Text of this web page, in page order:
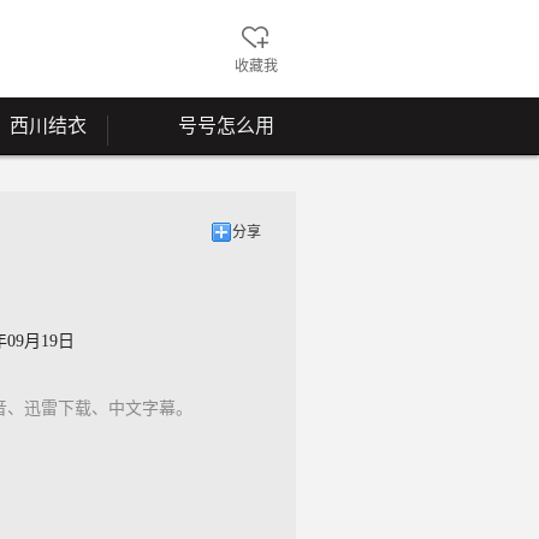
收藏我
西川结衣 号号怎么用
09月19日
迅雷下载、中文字幕。
分享